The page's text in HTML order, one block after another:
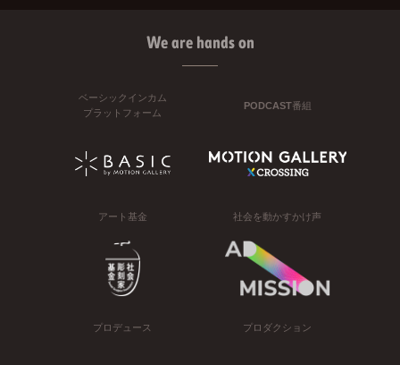
We are hands on
ベーシックインカム
プラットフォーム
PODCAST番組
アート基金 社会を動かすかけ声
プロデュース プロダクション